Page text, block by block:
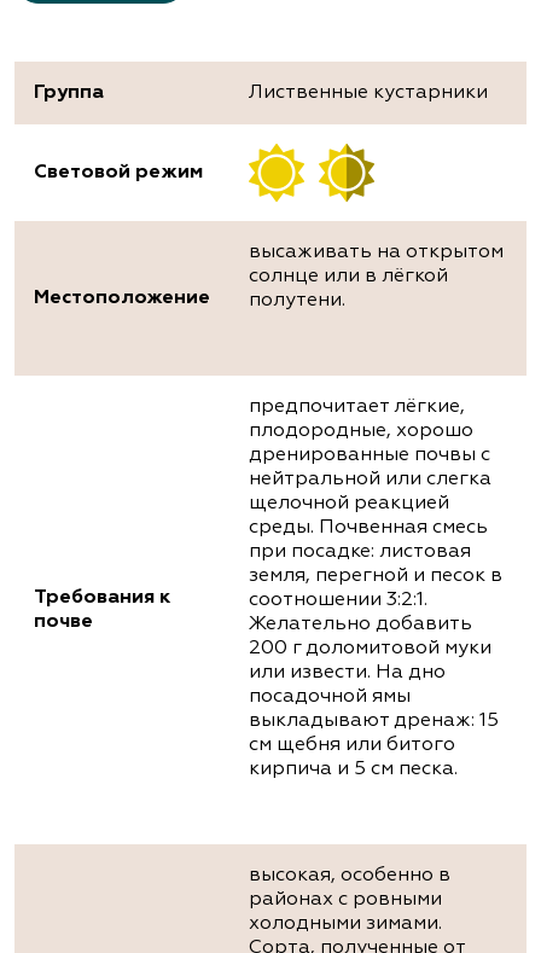
Группа Лиственные кустарники
Световой режим
Местоположение
высаживать на открытом
солнце или в лёгкой
полутени.
Требования к
почве
предпочитает лёгкие,
плодородные, хорошо
дренированные почвы с
нейтральной или слегка
щелочной реакцией
среды. Почвенная смесь
при посадке: листовая
земля, перегной и песок в
соотношении 3:2:1.
Желательно добавить
200 г доломитовой муки
или извести. На дно
посадочной ямы
выкладывают дренаж: 15
см щебня или битого
кирпича и 5 см песка.
высокая, особенно в
районах с ровными
холодными зимами.
Сорта, полученные от